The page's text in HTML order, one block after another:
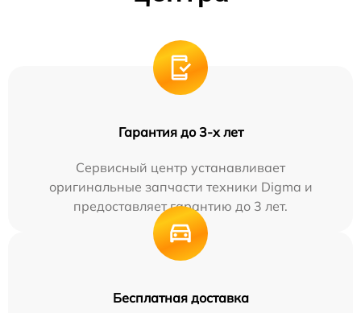
Гарантия до 3-х лет
Сервисный центр устанавливает
оригинальные запчасти техники Digma и
предоставляет гарантию до 3 лет.
Бесплатная доставка